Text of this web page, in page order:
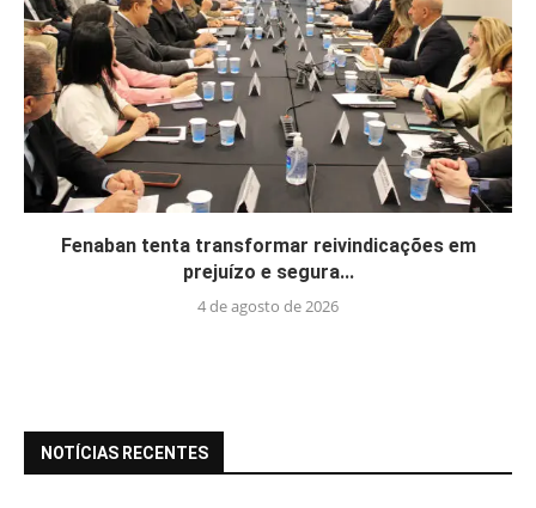
Fenaban tenta transformar reivindicações em
prejuízo e segura...
4 de agosto de 2026
NOTÍCIAS RECENTES